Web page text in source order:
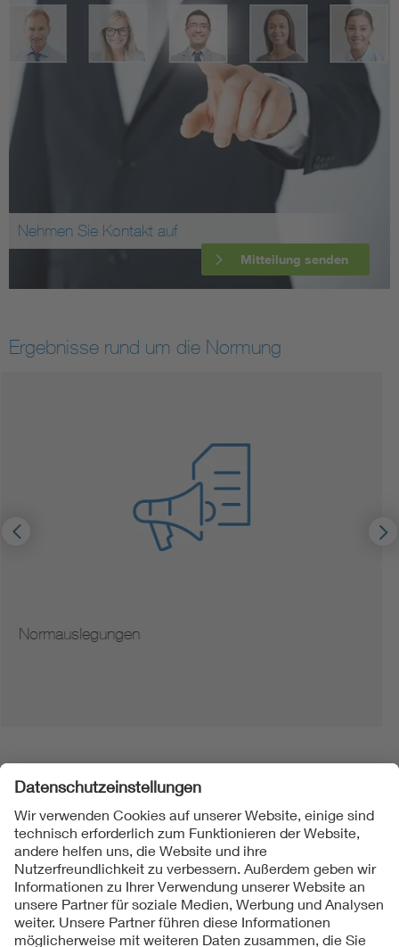
Nehmen Sie Kontakt auf
Mitteilung senden
Ergebnisse rund um die Normung
Hinweise zur Vervielfältigung von Normen
Folgen Sie uns